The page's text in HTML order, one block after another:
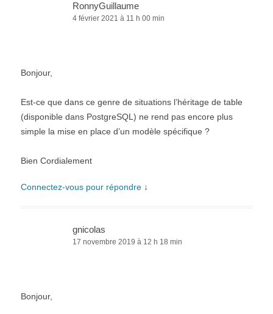
RonnyGuillaume
4 février 2021 à 11 h 00 min
Bonjour,
Est-ce que dans ce genre de situations l’héritage de table
(disponible dans PostgreSQL) ne rend pas encore plus
simple la mise en place d’un modèle spécifique ?
Bien Cordialement
Connectez-vous pour répondre ↓
gnicolas
17 novembre 2019 à 12 h 18 min
Bonjour,